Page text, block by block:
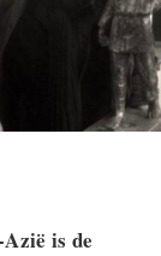
is de